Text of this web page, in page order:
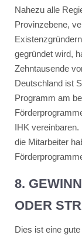
Nahezu alle
Provinzebene,
gegründet wird,
Zehntausende
Deutschland ist
Programm am
IHK
die Mitarbeiter
8.
ODER
Dies ist eine